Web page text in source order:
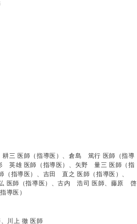
三 医師（指導医）、倉島 篤行 医師（指導
英雄 医師（指導医）、矢野 量三 医師（指
指導医）、吉田 直之 医師（指導医）、
医師（指導医）、古内 浩司 医師、藤原 啓
導医）
川上 徹 医師